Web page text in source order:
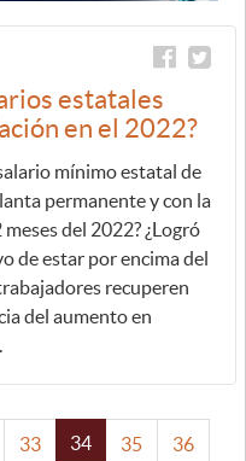
estatales
en el 2022?
mínimo estatal de
permanente y con la
del 2022? ¿Logró
de estar por encima del
recuperen
del aumento en
33 34 35 36